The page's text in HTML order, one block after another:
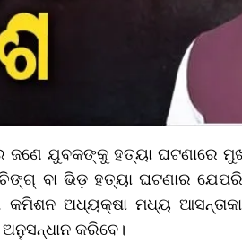
ଜଣେ ଯୁବକଙ୍କୁ ହତ୍ୟା ଘଟଣାରେ
ବା ଭିଡ଼ ହତ୍ୟା ଘଟଣାର
କମିଶନ ଅଧ୍ୟକ୍ଷା ମଧ୍ୟ
କରିବେ।